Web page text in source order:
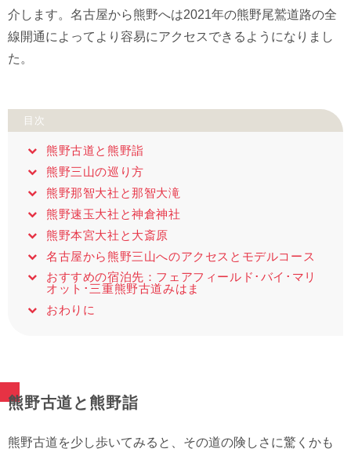
介します。名古屋から熊野へは2021年の熊野尾鷲道路の全
線開通によってより容易にアクセスできるようになりまし
た。
目次
熊野古道と熊野詣
熊野三山の巡り方
熊野那智大社と那智大滝
熊野速玉大社と神倉神社
熊野本宮大社と大斎原
名古屋から熊野三山へのアクセスとモデルコース
おすすめの宿泊先：フェアフィールド･バイ･マリ
オット･三重熊野古道みはま
おわりに
熊野古道と熊野詣
熊野古道を少し歩いてみると、その道の険しさに驚くかも